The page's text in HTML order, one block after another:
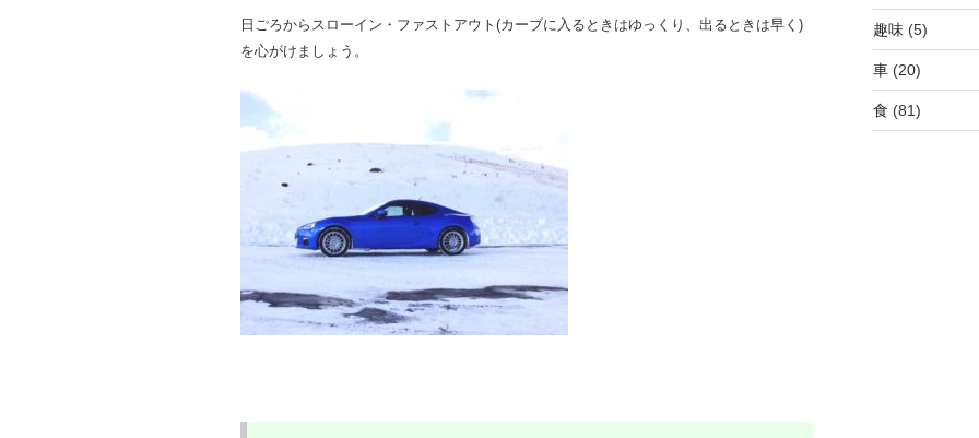
日ごろからスローイン・ファストアウト(カーブに 入るときはゆっくり、出るときは早く)
を心がけましょう。
趣味(5)
車(20)
食 (81)